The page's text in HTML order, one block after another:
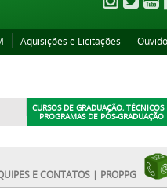
Aquisições e Licitações
CURSOS DE GRADUAÇÃO, TÉCNICOS
PROGRAMAS DE PÓS-GRADUAÇÃO
E CONTATOS | PROPPG